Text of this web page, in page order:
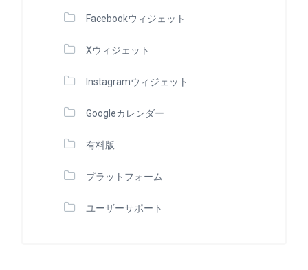
Facebookウィジェット
Xウィジェット
Instagramウィジェット
Googleカレンダー
有料版
プラットフォーム
ユーザーサポート